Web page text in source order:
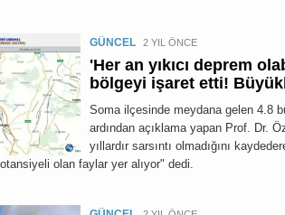
GÜNCEL 2 YIL ÖNCE
'Her an yıkıcı deprem
bölgeyi işaret etti!
Soma ilçesinde meydana gelen 4.8
ardından açıklama yapan Prof. Dr.
yıllardır sarsıntı olmadığını
olan faylar yer alıyor" dedi.